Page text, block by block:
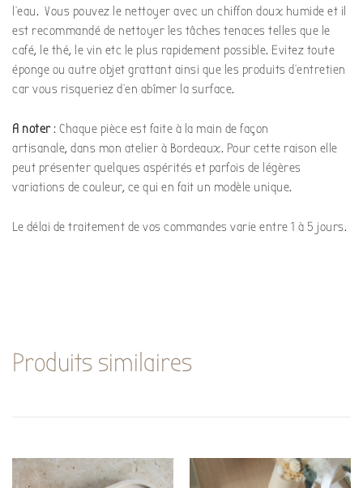
l’eau. Vous pouvez le nettoyer avec un chiffon doux humide et il
est recommandé de nettoyer les tâches tenaces telles que le
café, le thé, le vin etc le plus rapidement possible. Evitez toute
éponge ou autre objet grattant ainsi que les produits d’entretien
car vous risqueriez d’en abîmer la surface.
A noter: Chaque pièce est faite à la main de façon
artisanale, dans mon atelier à Bordeaux. Pour cette raison elle
peut présenter quelques aspérités et parfois de légères
variations de couleur, ce qui en fait un modèle unique.
Le délai de traitement de vos commandes varie entre 1 à 5 jours.
Produits similaires